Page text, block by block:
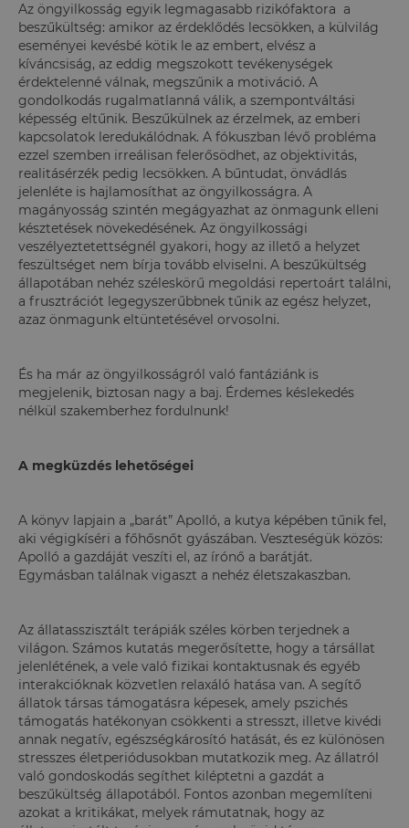
Az öngyilkosság egyik legmagasabb rizikófaktora a
beszűkültség: amikor az érdeklődés lecsökken, a külvilág
eseményei kevésbé kötik le az embert, elvész a
kíváncsiság, az eddig megszokott tevékenységek
érdektelenné válnak, megszűnik a motiváció. A
gondolkodás rugalmatlanná válik, a szempontváltási
képesség eltűnik. Beszűkülnek az érzelmek, az emberi
kapcsolatok leredukálódnak. A fókuszban lévő probléma
ezzel szemben irreálisan felerősödhet, az objektivitás,
realitásérzék pedig lecsökken. A bűntudat, önvádlás
jelenléte is hajlamosíthat az öngyilkosságra. A
magányosság szintén megágyazhat az önmagunk elleni
késztetések növekedésének. Az öngyilkossági
veszélyeztetettségnél gyakori, hogy az illető a helyzet
feszültséget nem bírja tovább elviselni. A beszűkültség
állapotában nehéz széleskörű megoldási repertoárt találni,
a frusztrációt legegyszerűbbnek tűnik az egész helyzet,
azaz önmagunk eltüntetésével orvosolni.
És ha már az öngyilkosságról való fantáziánk is
megjelenik, biztosan nagy a baj. Érdemes késlekedés
nélkül szakemberhez fordulnunk!
A megküzdés lehetőségei
A könyv lapjain a „barát” Apolló, a kutya képében tűnik fel,
aki végigkíséri a főhősnőt gyászában. Veszteségük közös:
Apolló a gazdáját veszíti el, az írónő a barátját.
Egymásban találnak vigaszt a nehéz életszakaszban.
Az állatasszisztált terápiák széles körben terjednek a
világon. Számos kutatás megerősítette, hogy a társállat
jelenlétének, a vele való fizikai kontaktusnak és egyéb
interakcióknak közvetlen relaxáló hatása van. A segítő
állatok társas támogatásra képesek, amely pszichés
támogatás hatékonyan csökkenti a stresszt, illetve kivédi
annak negatív, egészségkárosító hatását, és ez különösen
stresszes életperiódusokban mutatkozik meg. Az állatról
való gondoskodás segíthet kiléptetni a gazdát a
beszűkültség állapotából. Fontos azonban megemlíteni
azokat a kritikákat, melyek rámutatnak, hogy az